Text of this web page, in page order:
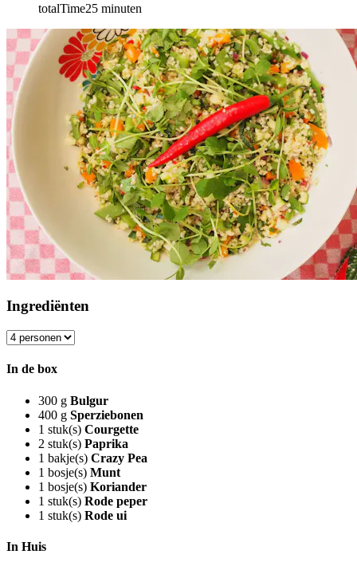
totalTime25 minuten
Ingrediënten
In de box
300 g Bulgur
400 g Sperziebonen
1 stuk(s) Courgette
2 stuk(s) Paprika
1 bakje(s) Crazy Pea
1 bosje(s) Munt
1 bosje(s) Koriander
1 stuk(s) Rode peper
1 stuk(s) Rode ui
In Huis